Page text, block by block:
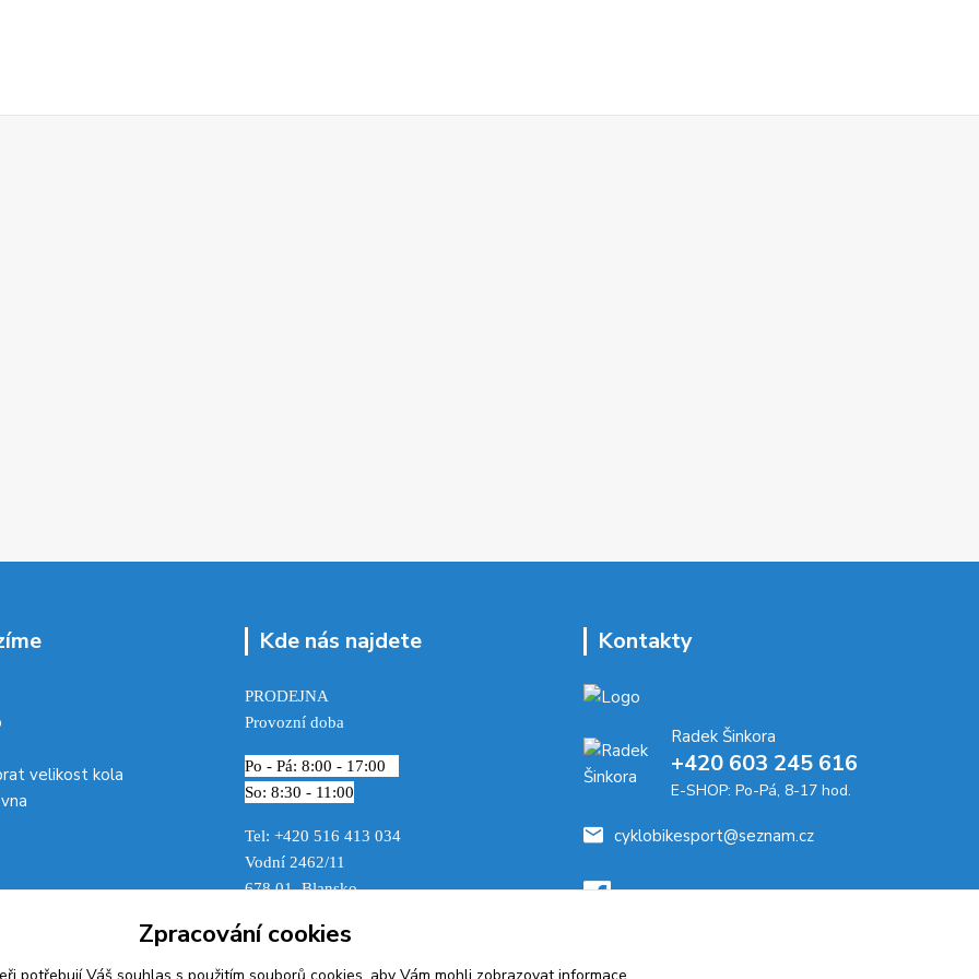
velikost kola
Kde nás najdete
PRODEJNA
Provozní doba
Po - Pá: 8:00 - 17:00
So: 8:30 - 11:00
Tel: +420 516 413 034‬
Vodní 2462/11
678 01 Blansko
Kontakty
Radek Šinkora
+‭420 603 245 616‬
E-SHOP: Po-Pá, 8-17 hod.
cyklobikesport@seznam.cz
Zpracování cookies